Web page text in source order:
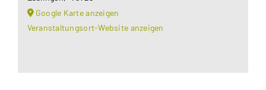
Google Karte anzeigen
Veranstaltungsort-Website anzeigen